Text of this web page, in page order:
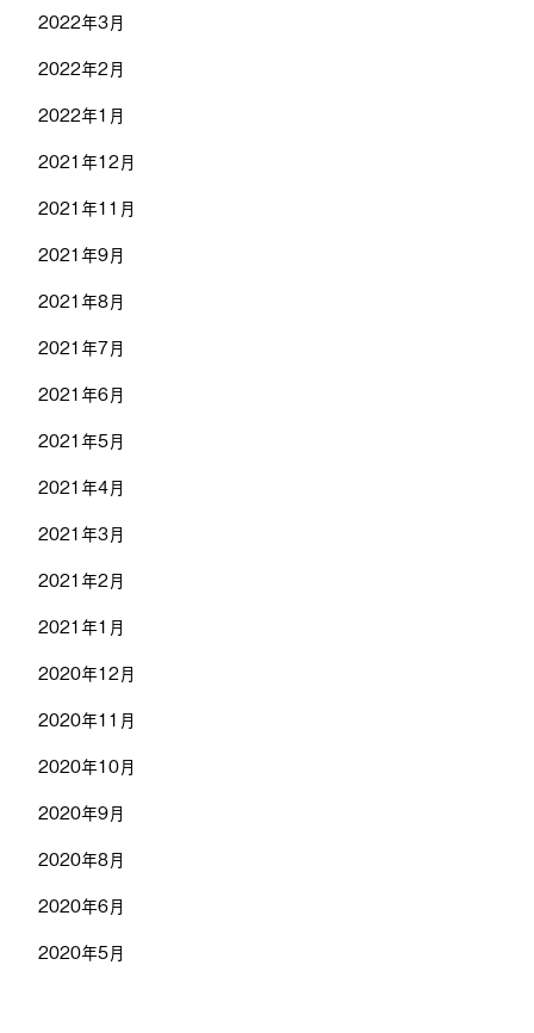
2022年3月
2022年2月
2022年1月
2021年12月
2021年11月
2021年9月
2021年8月
2021年7月
2021年6月
2021年5月
2021年4月
2021年3月
2021年2月
2021年1月
2020年12月
2020年11月
2020年10月
2020年9月
2020年8月
2020年6月
2020年5月